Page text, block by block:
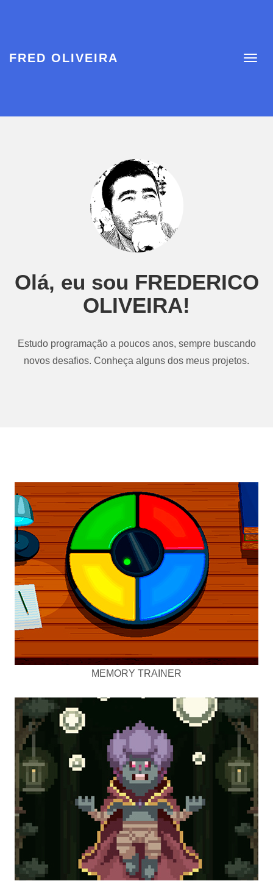
FRED OLIVEIRA
Olá, eu sou FREDERICO
OLIVEIRA!
Estudo programação a poucos anos, sempre buscando
novos desafios. Conheça alguns dos meus projetos.
MEMORY TRAINER